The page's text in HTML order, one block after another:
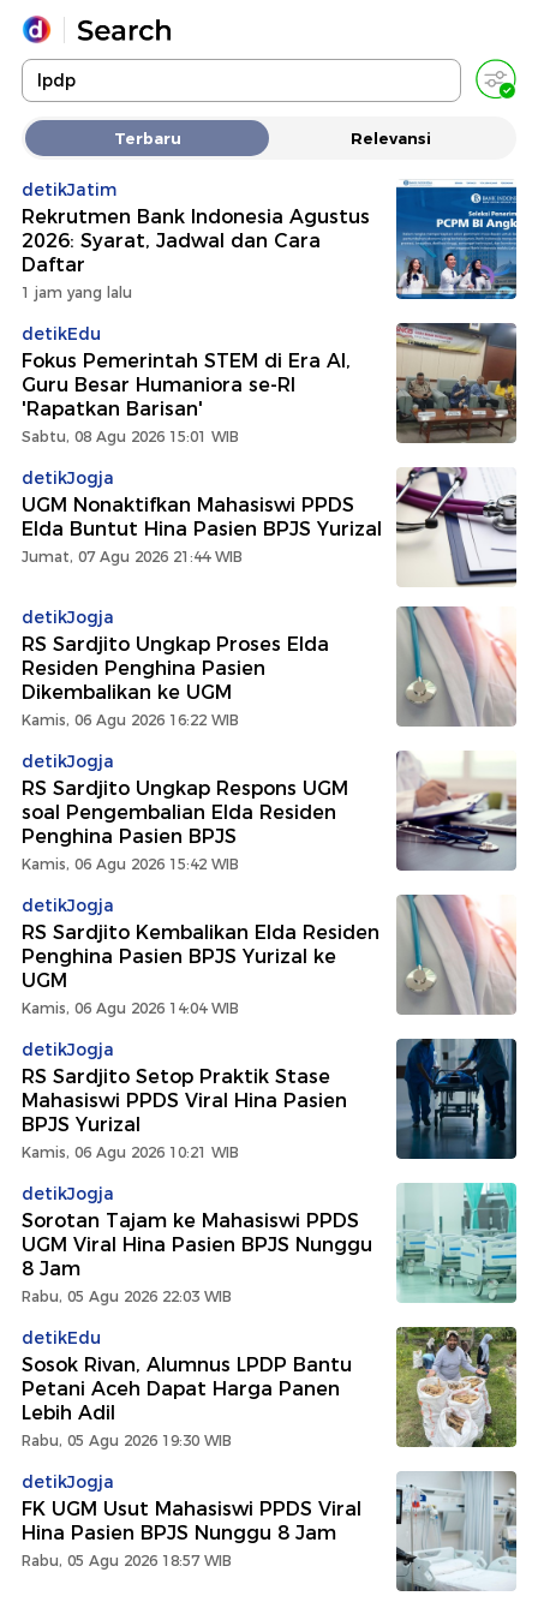
Yang sedang ramai dicari
Loading...
Promoted
Terakhir yang dicari
Terbaru Relevansi
detikJatim
Rekrutmen Bank Indonesia Agustus
2026: Syarat, Jadwal dan Cara
Daftar
1 jam yang lalu
detikEdu
Fokus Pemerintah STEM di Era AI,
Guru Besar Humaniora se-RI
'Rapatkan Barisan'
Sabtu, 08 Agu 2026 15:01 WIB
detikJogja
UGM Nonaktifkan Mahasiswi PPDS
Elda Buntut Hina Pasien BPJS Yurizal
Jumat, 07 Agu 2026 21:44 WIB
detikJogja
RS Sardjito Ungkap Proses Elda
Residen Penghina Pasien
Dikembalikan ke UGM
Kamis, 06 Agu 2026 16:22 WIB
detikJogja
RS Sardjito Ungkap Respons UGM
soal Pengembalian Elda Residen
Penghina Pasien BPJS
Kamis, 06 Agu 2026 15:42 WIB
detikJogja
RS Sardjito Kembalikan Elda Residen
Penghina Pasien BPJS Yurizal ke
UGM
Kamis, 06 Agu 2026 14:04 WIB
detikJogja
RS Sardjito Setop Praktik Stase
Mahasiswi PPDS Viral Hina Pasien
BPJS Yurizal
Kamis, 06 Agu 2026 10:21 WIB
detikJogja
Sorotan Tajam ke Mahasiswi PPDS
UGM Viral Hina Pasien BPJS Nunggu
8 Jam
Rabu, 05 Agu 2026 22:03 WIB
detikEdu
Sosok Rivan, Alumnus LPDP Bantu
Petani Aceh Dapat Harga Panen
Lebih Adil
Rabu, 05 Agu 2026 19:30 WIB
detikJogja
FK UGM Usut Mahasiswi PPDS Viral
Hina Pasien BPJS Nunggu 8 Jam
Rabu, 05 Agu 2026 18:57 WIB